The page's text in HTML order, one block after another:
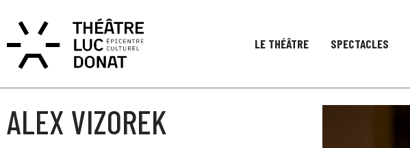
LE THÉÂTRE SPECTACLES
ALEX VIZOREK